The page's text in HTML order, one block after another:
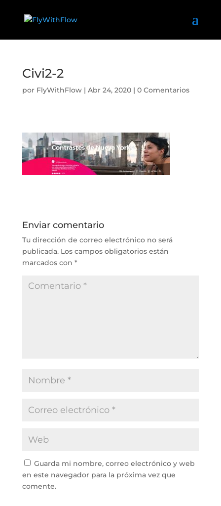
Civi2-2
por FlyWithFlow| Abr 24, 2020| 0 Comentarios
Enviar comentario
Tu dirección de correo electrónico no será
publicada. Los campos obligatorios están
marcados con *
Guarda mi nombre, correo electrónico y web
en este navegador para la próxima vez que
comente.